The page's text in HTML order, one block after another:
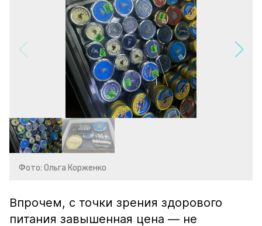
Фото: Ольга Корженко
Впрочем, с точки зрения здорового
питания завышенная цена — не